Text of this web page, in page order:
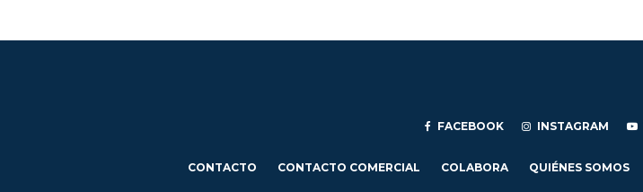
FACEBOOK INSTAGRAM
CONTACTO CONTACTO COMERCIAL COLABORA QUIÉNES SOMOS